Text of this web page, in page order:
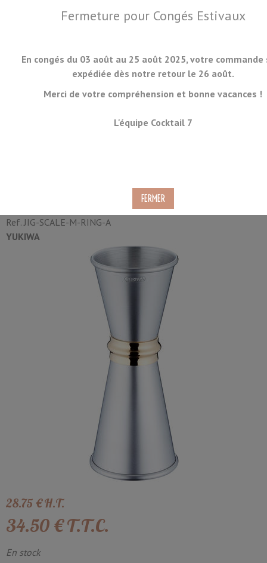
MENU
Fermeture pour Congés Estivaux
En congés du 03 août au 25 août 2025, votre commande
expédiée dès notre retour le 26 août.
Merci de votre compréhension et bonne vacances !
L'équipe Cocktail 7
Anneau Doré 30/60ml
Ref. JIG-SCALE-M-RING-A
YUKIWA
28.75 €H.T.
34.50 €T.T.C.
En stock